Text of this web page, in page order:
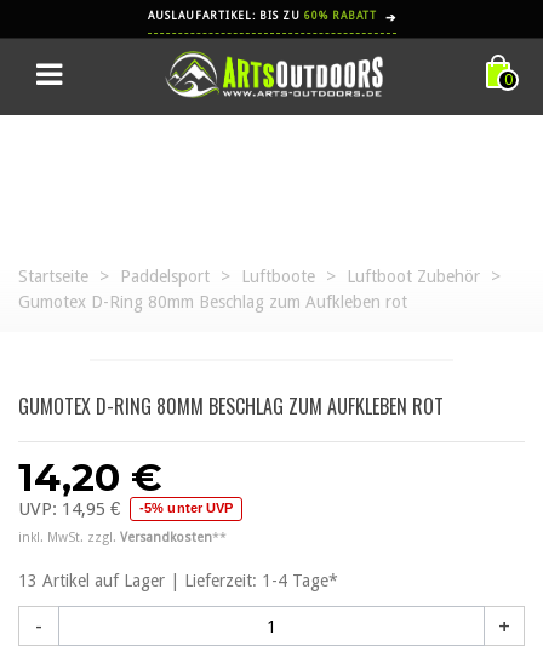
AUSLAUFARTIKEL: BIS ZU 60% RABATT ➔
0
Startseite > Paddelsport > Luftboote > Luftboot Zubehör
>
Gumotex D-Ring 80mm Beschlag zum Aufkleben rot
GUMOTEX D-RING 80MM BESCHLAG ZUM AUFKLEBEN ROT
14,20 €
UVP: 14,95 € -5% unter UVP
inkl. MwSt. zzgl. Versandkosten**
13 Artikel auf Lager | Lieferzeit: 1-4 Tage*
- +